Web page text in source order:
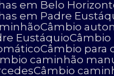
em Belo
em Padre
Câmbio
Eustáquio
Câmbio
caminhão
Câmbio